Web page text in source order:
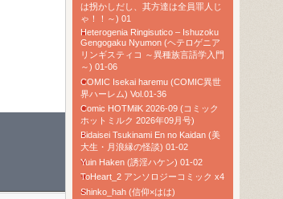
は拐かしだし、其方達は全員罪人じ
ゃ！！～) 01
Heterogenia Ringisutico – Ishuzoku
Gengogaku Nyumon (ヘテロゲニア
リンギスティコ ～異種族言語学入門
～) 01-06
COMIC Isekai haremu (COMIC異世
界ハーレム) Vol.01-36
Comic HOTMilK 2026-09 (コミック
ホットミルク 2026年09月号)
Bidaisei Tsukinami En no Kaidan (美
大生・月浪縁の怪談) 01-02
Yuin Haken (誘淫ハケン) 01-02
ToHeart_2 アンソロジーコミック x4
Shinko_hah (信仰×はは)